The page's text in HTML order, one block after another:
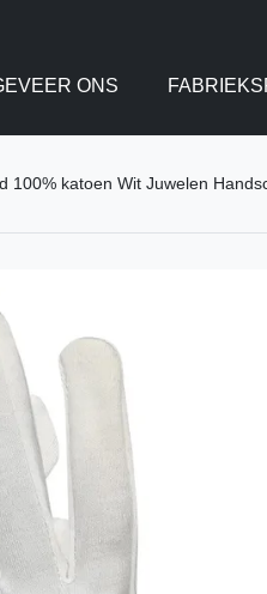
ONS
100% katoen Wit Juwelen